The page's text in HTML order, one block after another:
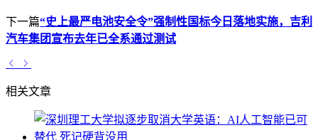
下一篇“史上最严电池安全令”强制性国标今日落地实施，吉利
汽车集团宣布去年已全系通过测试
相关文章